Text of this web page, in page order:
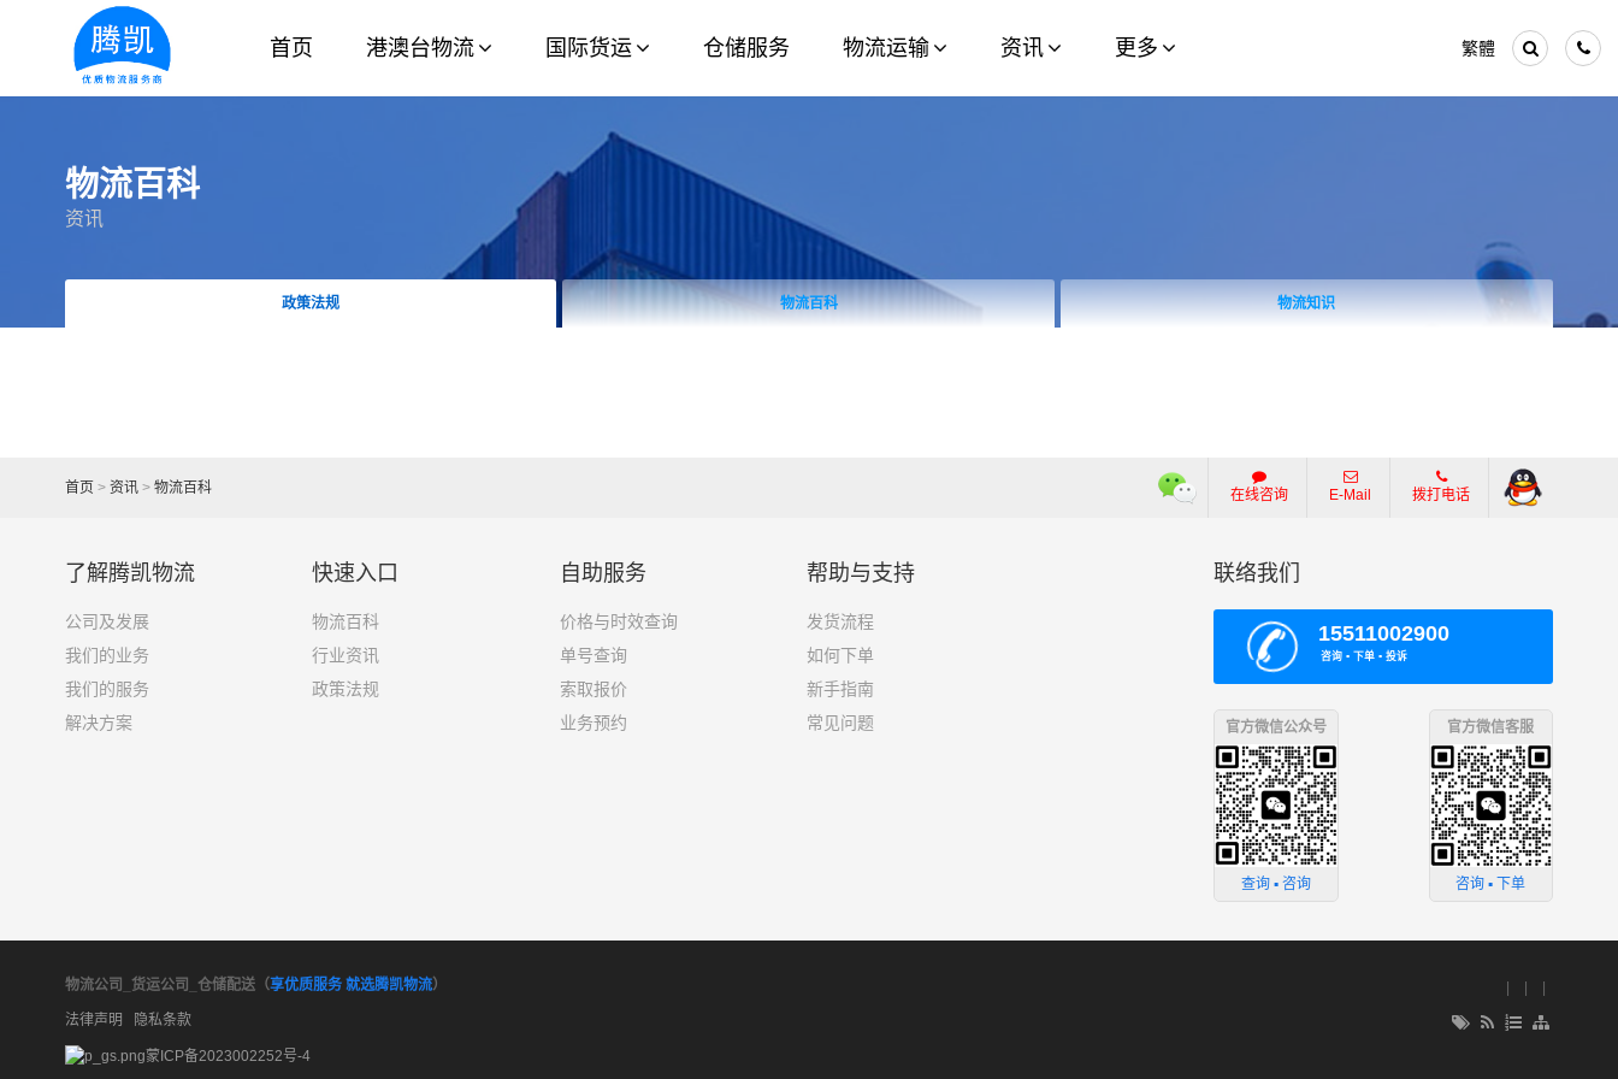
繁體
首页 港澳台物流 国际货运 仓储服务 物流运输 资讯 更多
物流百科
资讯
政策法规 物流百科 物流知识
首页> 资讯> 物流百科 在线咨询 E-Mail 拨打电话
了解腾凯物流
公司及发展
我们的业务
我们的服务
解决方案
快速入口
物流百科
行业资讯
政策法规
自助服务
价格与时效查询
单号查询
索取报价
业务预约
帮助与支持
发货流程
如何下单
新手指南
常见问题
联络我们
15511002900
咨询 ▪ 下单 ▪ 投诉
官方微信公众号
查询 ▪ 咨询
官方微信客服
咨询 ▪ 下单
物流公司_货运公司_仓储配送（享优质服务 就选腾凯物流）
法律声明 隐私条款
蒙ICP备2023002252号-4